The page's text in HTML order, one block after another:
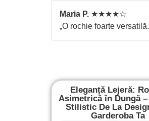
Maria P. ★★★★☆
„O rochie foarte
Eleganță Lejeră:
Asimetrică în Dungă
Stilistic De La
Garderoba Ta